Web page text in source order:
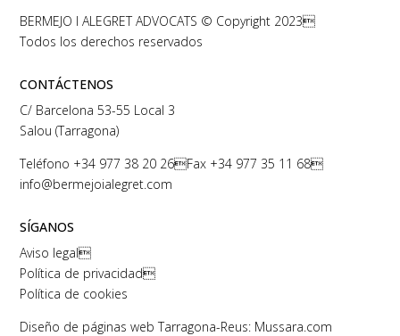
BERMEJO I ALEGRET ADVOCATS © Copyright 2023
Todos los derechos reservados
CONTÁCTENOS
C/ Barcelona 53-55 Local 3
Salou (Tarragona)
Teléfono +34 977 38 20 26Fax +34 977 35 11 68
info@bermejoialegret.com
SÍGANOS
Aviso legal
Política de privacidad
Política de cookies
Diseño de páginas web Tarragona-Reus: Mussara.com